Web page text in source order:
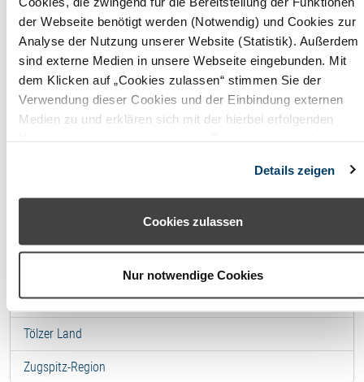
der Webseite benötigt werden (Notwendig) und Cookies zur
Analyse der Nutzung unserer Website (Statistik). Außerdem
sind externe Medien in unsere Webseite eingebunden. Mit
dem Klicken auf „Cookies zulassen“ stimmen Sie der
Verwendung dieser Cookies und der Einbindung externen
Medien zu und erklären sich mit der hierbei erfolgenden
Cookies“ ohne die Erklärung einer Einwilligung fortfahren. In
diesem Fall werden nur notwendige Cookies verwendet. Sie
können Ihre Einwilligung jederzeit unter den Cookie-
Details zeigen
Cookies zulassen
Nur notwendige Cookies
Odenwald (Hessen)
Pfaffenwinkel
Rhön (Bayern)
Spessart-Mainland
Städte in Ostbayern
Tölzer Land
Zugspitz-Region